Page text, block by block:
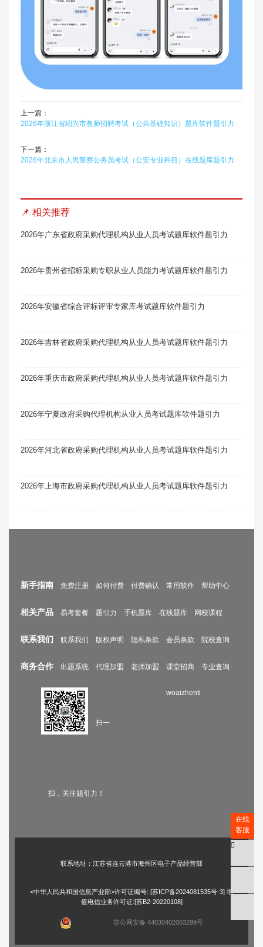
上一篇：
2026年浙江省绍兴市教师招聘考试（公共基础知识）题库软件题引力
下一篇：
2026年北京市人民警察公务员考试（公安专业科目）在线题库题引力
📌 相关推荐
2026年广东省政府采购代理机构从业人员考试题库软件题引力
2026年贵州省招标采购专职从业人员能力考试题库软件题引力
2026年安徽省综合评标评审专家库考试题库软件题引力
2026年吉林省政府采购代理机构从业人员考试题库软件题引力
2026年重庆市政府采购代理机构从业人员考试题库软件题引力
2026年宁夏政府采购代理机构从业人员考试题库软件题引力
2026年河北省政府采购代理机构从业人员考试题库软件题引力
2026年上海市政府采购代理机构从业人员考试题库软件题引力
新手指南 免费注册 如何付费 付费确认 常用软件 帮助中心
相关产品 易考套餐 题引力 手机题库 在线题库 网校课程
联系我们 联系我们 版权声明 隐私条款 会员条款 院校查询
商务合作 出题系统 代理加盟 老师加盟 课堂招商 专业查询
扫一
扫，关注题引力！
woaizhenti
联系地址：江苏省连云港市海州区电子产品经营部
<中华人民共和国信息产业部>许可证编号: [苏ICP备2024081535号-3] 增
值电信业务许可证:[苏B2-20220108]
苏公网安备 44030402003299号
在线
客服